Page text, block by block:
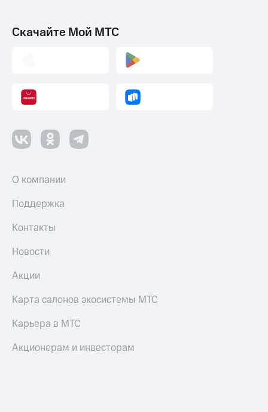
Скачайте Мой МТС
О компании
Поддержка
Контакты
Новости
Акции
Карта салонов экосистемы МТС
Карьера в МТС
Акционерам и инвесторам